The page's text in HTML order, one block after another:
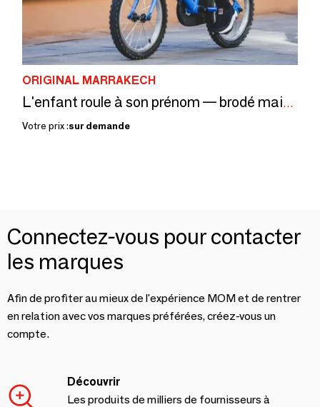
ORIGINAL MARRAKECH
L'enfant roule à son prénom — brodé main, dans vos couleurs
Votre prix :sur demande
Connectez-vous pour contacter
les marques
Afin de profiter au mieux de l'expérience MOM et de rentrer
en relation avec vos marques préférées, créez-vous un
compte.
Découvrir
Les produits de milliers de fournisseurs à